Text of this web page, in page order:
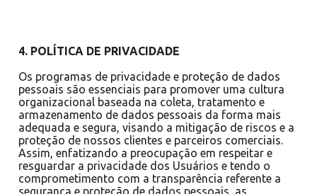
4. POLÍTICA DE PRIVACIDADE
Os programas de privacidade e proteção de dados
pessoais são essenciais para promover uma cultura
organizacional baseada na coleta, tratamento e
armazenamento de dados pessoais da forma mais
adequada e segura, visando a mitigação de riscos e a
proteção de nossos clientes e parceiros comerciais.
Assim, enfatizando a preocupação em respeitar e
resguardar a privacidade dos Usuários e tendo o
comprometimento com a transparência referente a
segurança e proteção de dados pessoais, as